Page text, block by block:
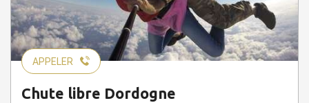
APPELER
Chute libre Dordogne